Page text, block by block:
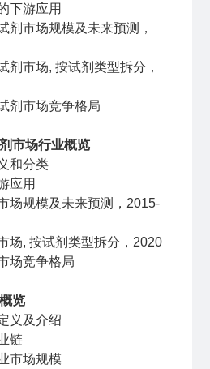
下游应用
剂市场规模及未来预测，
剂市场, 按试剂类型拆分，
剂市场竞争格局
市场行业概览
和分类
应用
场规模及未来预测，2015-
场, 按试剂类型拆分，2020
场竞争格局
览
义及介绍
链
市场规模